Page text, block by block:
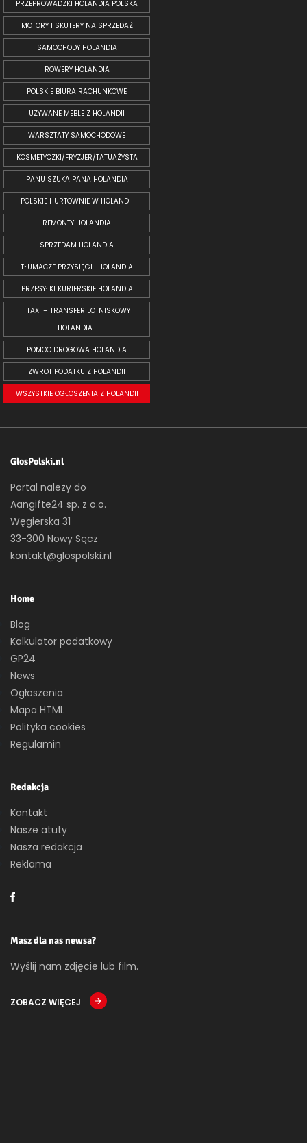
PRZEPROWADZKI HOLANDIA POLSKA
MOTORY I SKUTERY NA SPRZEDAŻ
SAMOCHODY HOLANDIA
ROWERY HOLANDIA
POLSKIE BIURA RACHUNKOWE
UŻYWANE MEBLE Z HOLANDII
WARSZTATY SAMOCHODOWE
KOSMETYCZKI/FRYZJER/TATUAŻYSTA
PANU SZUKA PANA HOLANDIA
POLSKIE HURTOWNIE W HOLANDII
REMONTY HOLANDIA
SPRZEDAM HOLANDIA
TŁUMACZE PRZYSIĘGLI HOLANDIA
PRZESYŁKI KURIERSKIE HOLANDIA
TAXI – TRANSFER LOTNISKOWY
HOLANDIA
POMOC DROGOWA HOLANDIA
ZWROT PODATKU Z HOLANDII
WSZYSTKIE OGŁOSZENIA Z HOLANDII
GlosPolski.nl
Portal należy do
Aangifte24 sp. z o.o.
Węgierska 31
33-300 Nowy Sącz
kontakt@glospolski.nl
Home
Blog
Kalkulator podatkowy
GP24
News
Ogłoszenia
Mapa HTML
Polityka cookies
Regulamin
Redakcja
Kontakt
Nasze atuty
Nasza redakcja
Reklama
Masz dla nas newsa?
Wyślij nam zdjęcie lub film.
ZOBACZ WIĘCEJ